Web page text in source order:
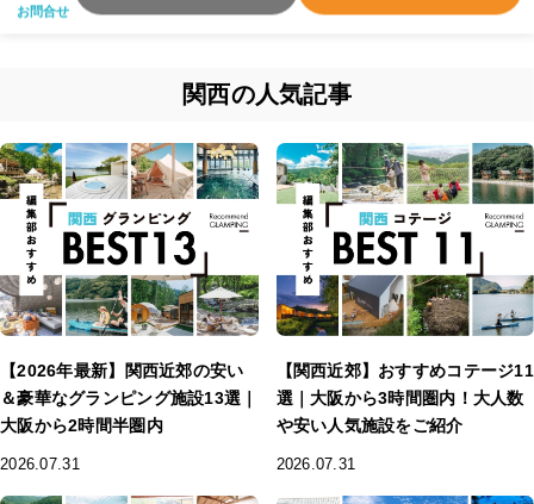
お問合せ
関西の人気記事
【2026年最新】関西近郊の安い
＆豪華なグランピング施設13選｜
大阪から2時間半圏内
2026.07.31
【関西近郊】おすすめコテージ11
選｜大阪から3時間圏内！大人数
や安い人気施設をご紹介
2026.07.31